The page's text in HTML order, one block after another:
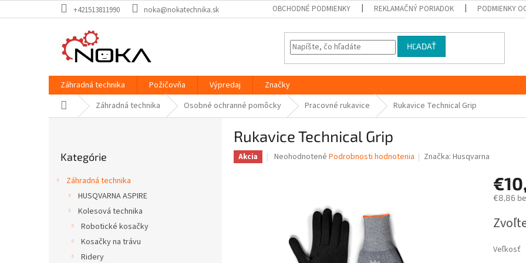
na
+421513811990 noka@nokatechnika.sk OBCHODNÉ PODMIENKY REKLAMAČNÝ PORIADOK PODMIENKY
HĽADAŤ
Záhradná technika Požičovňa Výpredaj
Značky
Domov Záhradná technika Osobné ochranné pomôcky Pracovné rukavice Rukavice Technical Grip
kategórie
Kategórie
Záhradná technika
HUSQVARNA ASPIRE
Kolesová technika
Robotické kosačky
Kosačky na trávu
Ridery
Rukavice Technical Grip
Akcia
Priemerné
hviezdičiek.
Neohodnotené Podrobnosti hodnotenia Značka:Husqvarna
€8,86
cena:
Veľkosť